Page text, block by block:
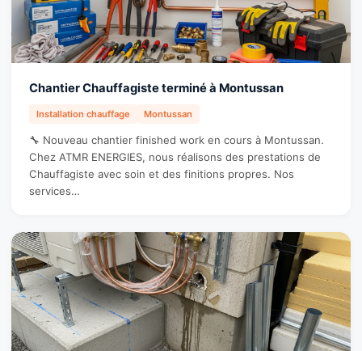
Chantier Chauffagiste terminé à Montussan
Installation chauffage Montussan
🔧 Nouveau chantier finished work en cours à Montussan.
Chez ATMR ENERGIES, nous réalisons des prestations de
Chauffagiste avec soin et des finitions propres. Nos
services…